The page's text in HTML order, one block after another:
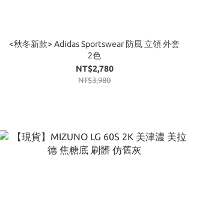
<秋冬新款> Adidas Sportswear 防風 立領 外套
2色
NT$2,780
NT$3,980